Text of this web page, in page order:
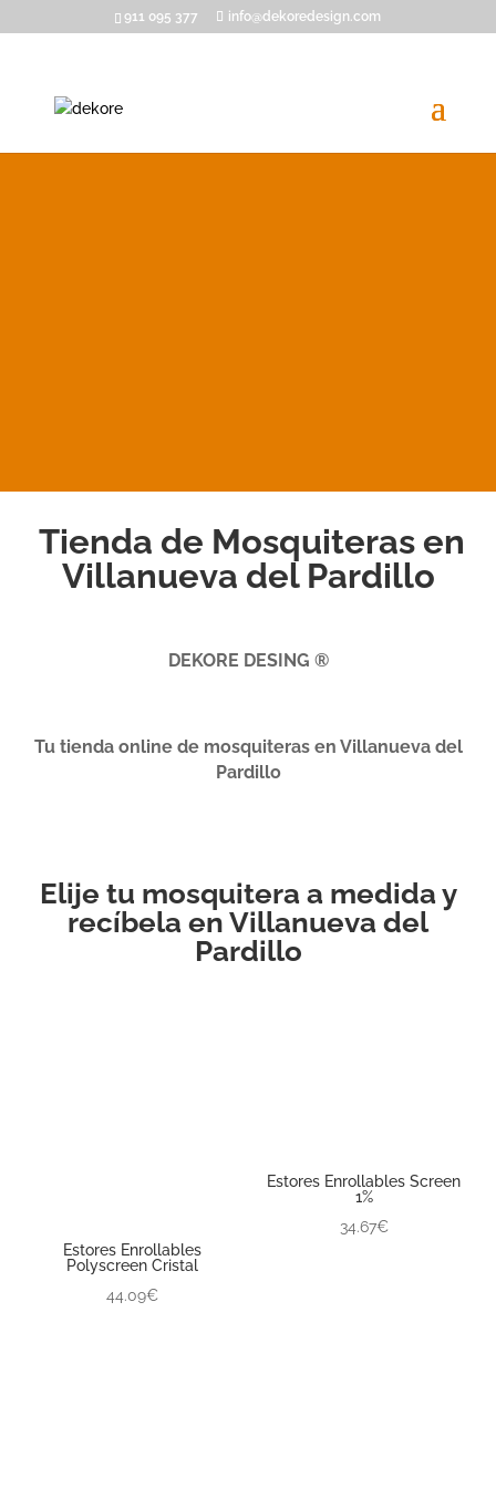
911 095 377 info@dekoredesign.com
Tienda de Mosquiteras en
Villanueva del Pardillo
DEKORE DESING ®
Tu tienda online de mosquiteras en Villanueva del
Pardillo
Elije tu mosquitera a medida y
recíbela en Villanueva del
Pardillo
Estores Enrollables
Polyscreen Cristal
44.09€
Estores Enrollables Screen
1%
34.67€